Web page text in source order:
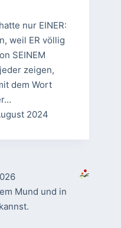
nur EINER:
weil ER völlig
SEINEM
zeigen,
dem Wort
2024
Mund und in